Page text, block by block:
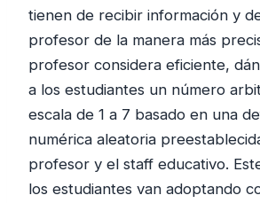
tienen de recibir información y
profesor de la manera más
profesor considera eficiente,
a los estudiantes un número
escala de 1 a 7 basado en una
numérica aleatoria
profesor y el staff educativo.
los estudiantes van adoptando